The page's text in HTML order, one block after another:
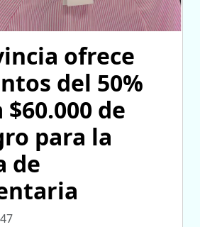
ofrece
del 50%
de
para la
de